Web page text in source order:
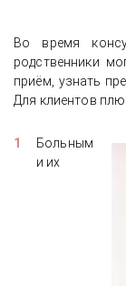
Во время
родственники
приём, узнать
Для клиентов
Больным
и их